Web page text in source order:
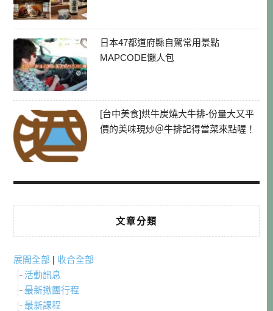
日本47都道府縣自駕常用景點
MAPCODE懶人包
[台中美食]烘牛炭燒大牛排-份量大又平
價的美味現炒＠牛排記得當菜來點喔！
文章分類
展開全部 | 收合全部
活動訊息
最新揪團行程
最新課程